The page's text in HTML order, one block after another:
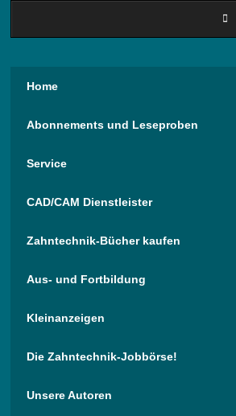
Home
Abonnements und Leseproben
Service
CAD/CAM Dienstleister
Zahntechnik-Bücher kaufen
Aus- und Fortbildung
Kleinanzeigen
Die Zahntechnik-Jobbörse!
Unsere Autoren